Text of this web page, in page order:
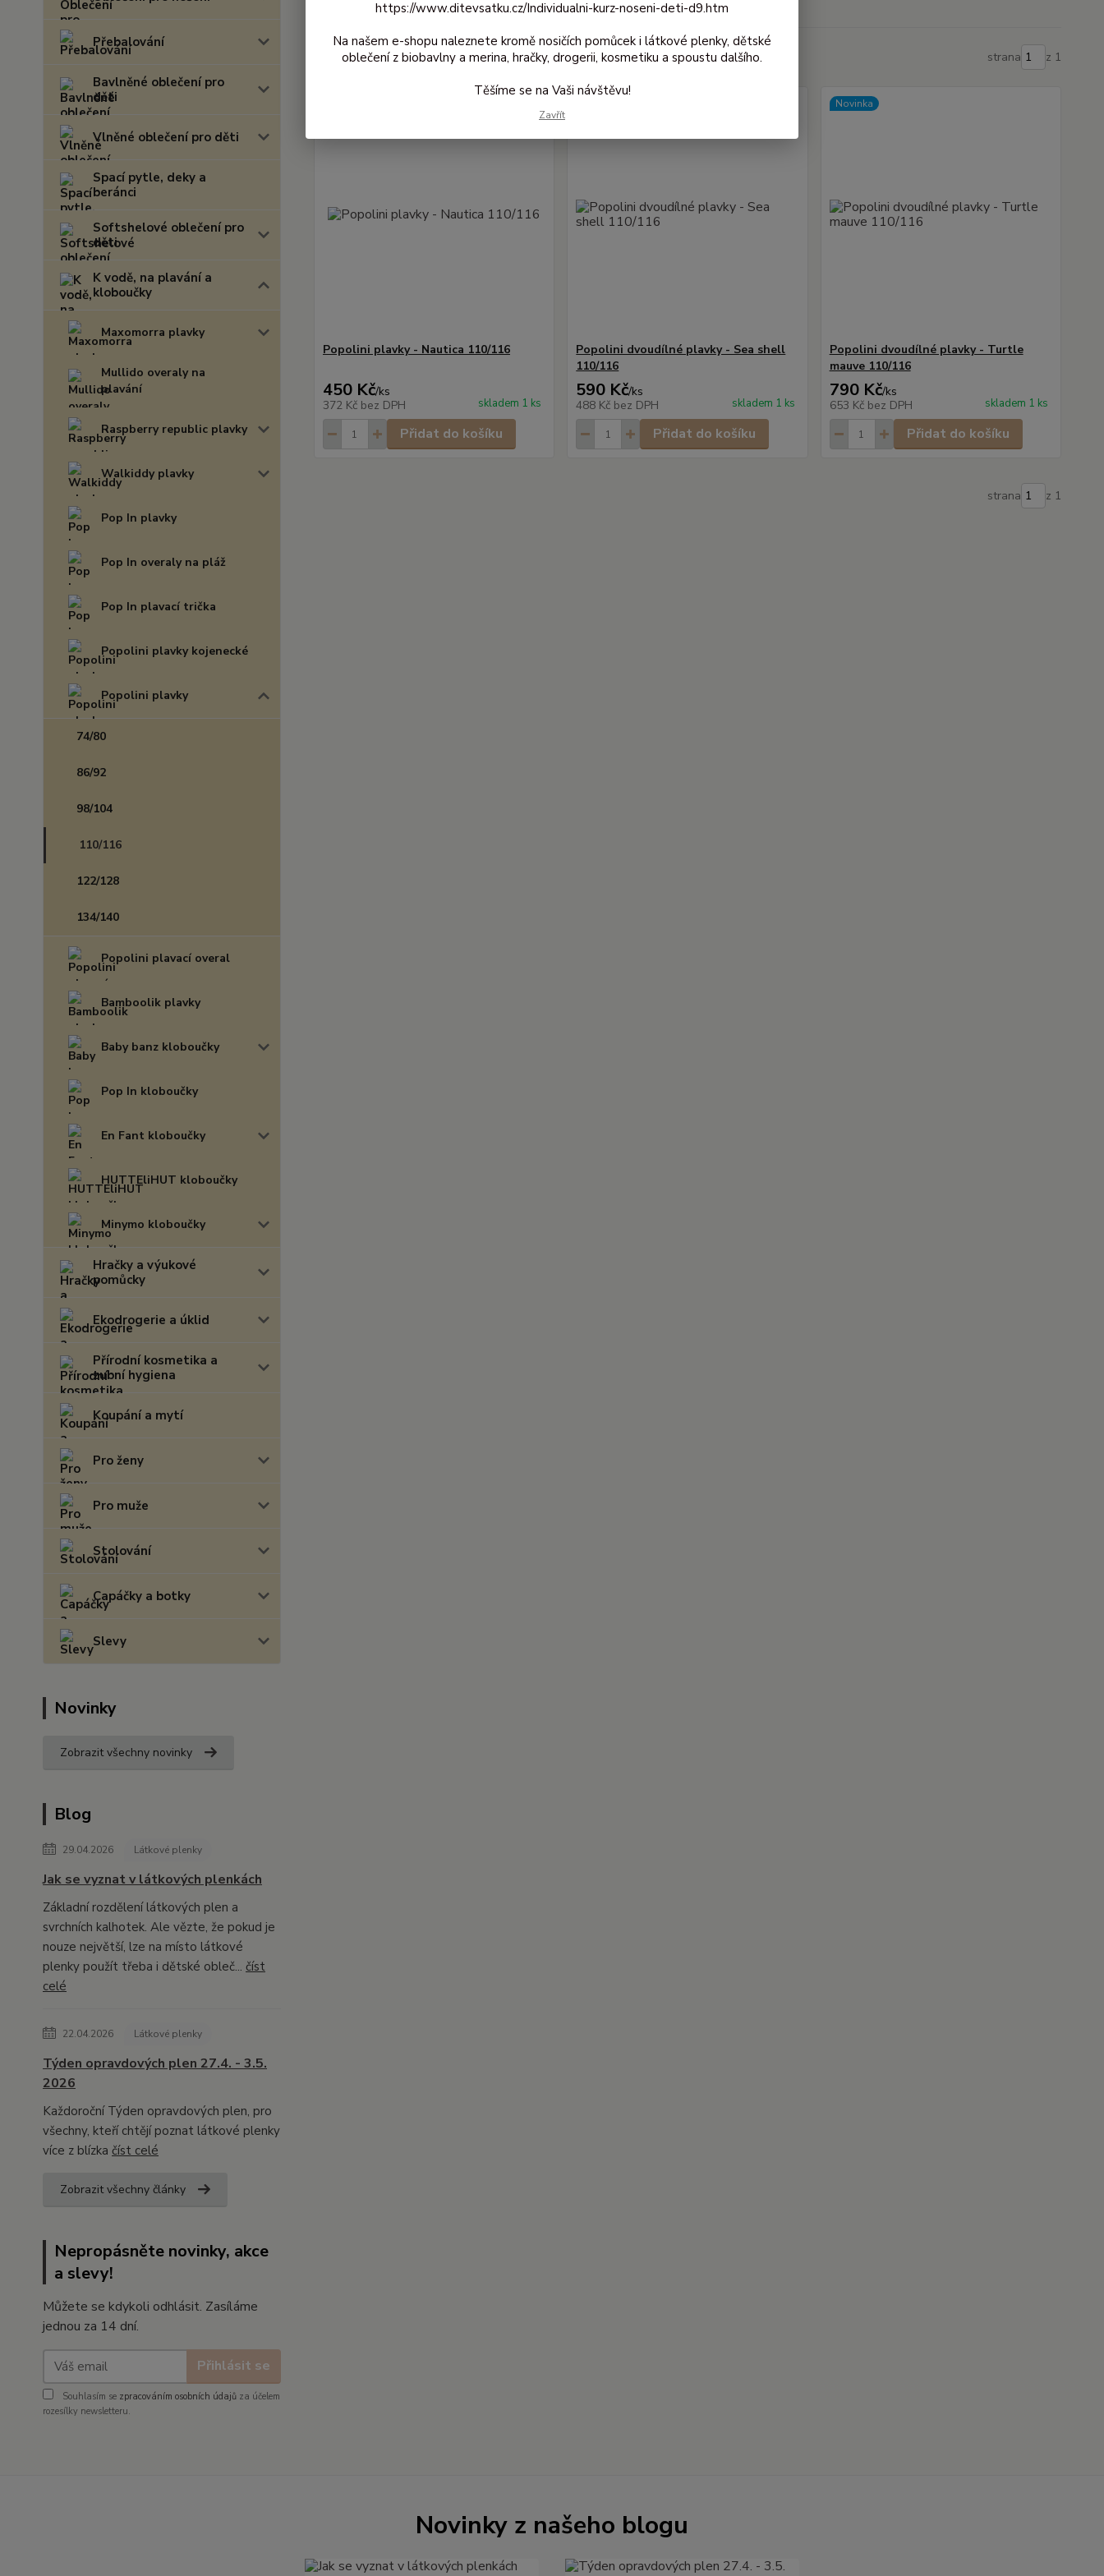
Přebalování
Bavlněné oblečení pro
děti
Vlněné oblečení pro děti
Spací pytle, deky a
beránci
Softshelové oblečení pro
děti
K vodě, na plavání a
kloboučky
Maxomorra plavky
Mullido overaly na
plavání
Raspberry republic plavky
Walkiddy plavky
Pop In plavky
Pop In overaly na pláž
Pop In plavací trička
Popolini plavky kojenecké
Popolini plavky
74/80
86/92
98/104
110/116
122/128
134/140
Popolini plavací overal
Bamboolik plavky
Baby banz kloboučky
Pop In kloboučky
En Fant kloboučky
HUTTEliHUT kloboučky
Minymo kloboučky
Hračky a výukové
pomůcky
Ekodrogerie a úklid
Přírodní kosmetika a
zubní hygiena
Koupání a mytí
Pro ženy
Pro muže
Stolování
Capáčky a botky
Slevy
Novinky
Zobrazit všechny novinky
Blog
29.04.2026 Látkové plenky
Jak se vyznat v látkových plenkách
Základní rozdělení látkových plen a
svrchních kalhotek. Ale vězte, že pokud je
nouze největší, lze na místo látkové
plenky použít třeba i dětské obleč... číst
celé
22.04.2026 Látkové plenky
Týden opravdových plen 27.4. - 3.5.
2026
Každoroční Týden opravdových plen, pro
všechny, kteří chtějí poznat látkové plenky
více z blízka číst celé
Zobrazit všechny články
Nepropásněte novinky, akce
a slevy!
Můžete se kdykoli odhlásit. Zasíláme
jednou za 14 dní.
Přihlásit se
Souhlasím se zpracováním osobních údajů za účelem
rozesílky newsletteru.
Nejnovější Nejlevnější Nejdražší
Zobrazuji 1-3 z 3 strana z 1
Popolini plavky - Nautica 110/116
450 Kč/ks
372 Kč bez DPH skladem 1 ks
Přidat do košíku
Popolini dvoudílné plavky - Sea shell
110/116
590 Kč/ks
488 Kč bez DPH skladem 1 ks
Přidat do košíku
Novinka
Popolini dvoudílné plavky - Turtle
mauve 110/116
790 Kč/ks
653 Kč bez DPH skladem 1 ks
Přidat do košíku
strana z 1
Novinky z našeho blogu
https://www.ditevsatku.cz/Individualni-kurz-noseni-deti-d9.htm
Na našem e-shopu naleznete kromě nosičích pomůcek i látkové plenky, dětské
oblečení z biobavlny a merina, hračky, drogerii, kosmetiku a spoustu dalšího.
Těšíme se na Vaši návštěvu!
Zavřít